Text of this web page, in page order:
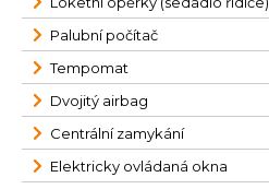
Palubní počítač
Tempomat
Dvojitý airbag
Centrální zamykání
Elektricky ovládaná okna